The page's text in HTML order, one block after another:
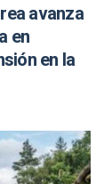
avanza
en
en la